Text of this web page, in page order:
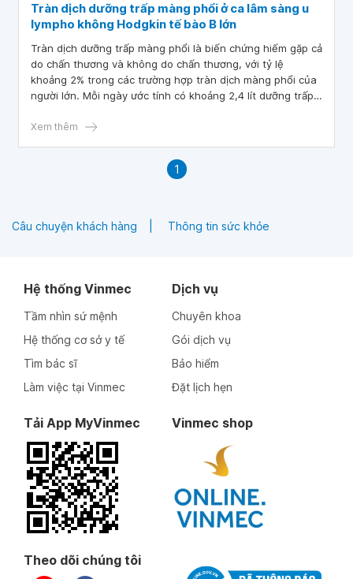
Tràn dịch dưỡng trấp màng phổi ở ca lâm sàng u
lympho không Hodgkin tế bào B lớn
Tràn dịch dưỡng trấp màng phổi là biến chứng hiếm gặp cả
do chấn thương và không do chấn thương, với tỷ lệ
khoảng 2% trong các trường hợp tràn dịch màng phổi của
người lớn. Mỗi ngày ước tính có khoảng 2,4 lít dưỡng trấp
đứt vỡ ống ngực có thể gây tăng tích tụ số lượng lớn và
Xem thêm
1
Câu chuyện khách hàng Thông tin sức khỏe
Hệ thống Vinmec
Tầm nhìn sứ mệnh
Hệ thống cơ sở y tế
Tìm bác sĩ
Làm việc tại Vinmec
Dịch vụ
Chuyên khoa
Gói dịch vụ
Bảo hiểm
Đặt lịch hẹn
Tải App MyVinmec Vinmec shop
Theo dõi chúng tôi